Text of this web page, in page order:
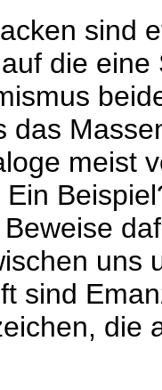
sind
die
das
meist
uns
sind
die